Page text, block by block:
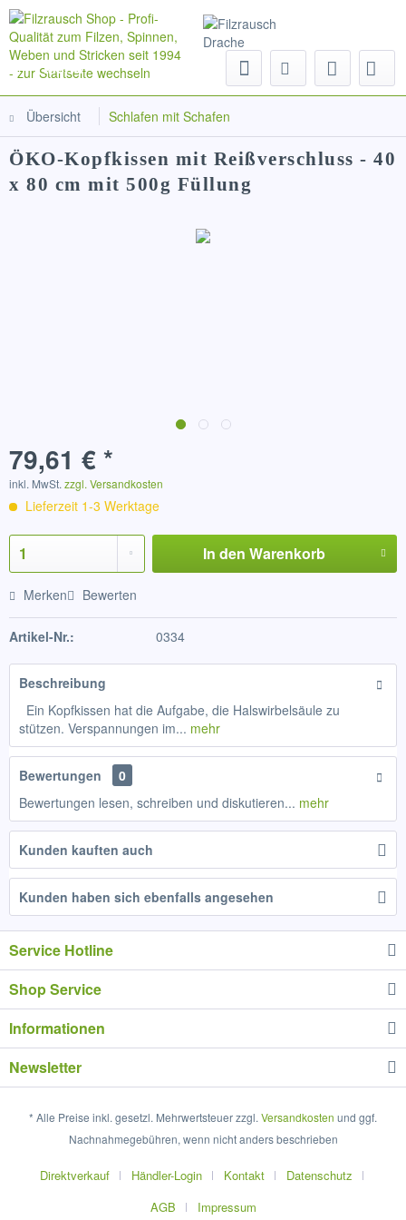
Menü
Übersicht Schlafen mit Schafen
ÖKO-Kopfkissen mit Reißverschluss - 40
x 80 cm mit 500g Füllung
79,61 € *
inkl. MwSt. zzgl. Versandkosten
Lieferzeit 1-3 Werktage
In den Warenkorb
Merken Bewerten
Artikel-Nr.: 0334
Beschreibung
Ein Kopfkissen hat die Aufgabe, die Halswirbelsäule zu
stützen. Verspannungen im... mehr
Bewertungen
0
Bewertungen lesen, schreiben und diskutieren... mehr
Kunden kauften auch
Kunden haben sich ebenfalls angesehen
Service Hotline
Shop Service
Informationen
Newsletter
* Alle Preise inkl. gesetzl. Mehrwertsteuer zzgl. Versandkosten und ggf.
Nachnahmegebühren, wenn nicht anders beschrieben
Direktverkauf Händler-Login Kontakt
Datenschutz
AGB
Impressum